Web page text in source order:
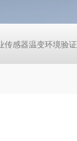
传感器温变环境验证